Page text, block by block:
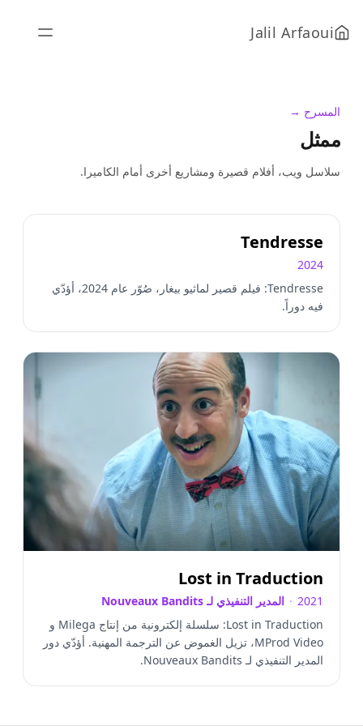
Jalil Arfaoui
المسرح →
ممثل
سلاسل ويب، أفلام قصيرة ومشاريع أخرى أمام الكاميرا.
Tendresse
2024
Tendresse: فيلم قصير لماثيو بيغار، صُوّر عام 2024، أؤدّي
فيه دوراً.
Lost in Traduction
2021
· المدير التنفيذي لـ Nouveaux Bandits
Lost in Traduction: سلسلة إلكترونية من إنتاج Milega و
MProd Video، تزيل الغموض عن الترجمة المهنية. أؤدّي دور
المدير التنفيذي لـ Nouveaux Bandits.